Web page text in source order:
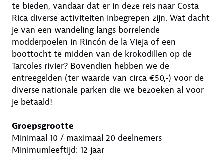
te bieden, vandaar dat er in deze reis naar Costa
Rica diverse activiteiten inbegrepen zijn. Wat dacht
je van een wandeling langs borrelende
modderpoelen in Rincón de la Vieja of een
boottocht te midden van de krokodillen op de
Tarcoles rivier? Bovendien hebben we de
entreegelden (ter waarde van circa €50,-) voor de
diverse nationale parken die we bezoeken al voor
je betaald!
Groepsgrootte
Minimaal 10 / maximaal 20 deelnemers
Minimumleeftijd: 12 jaar